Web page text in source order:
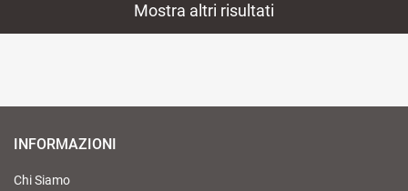
Mostra altri risultati
INFORMAZIONI
Chi Siamo